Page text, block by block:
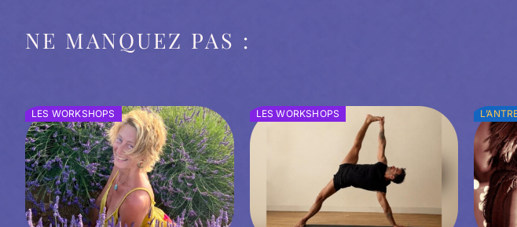
NE MANQUEZ PAS :
LES WORKSHOPS LES WORKSHOPS